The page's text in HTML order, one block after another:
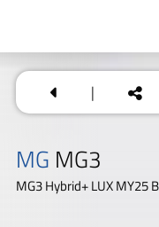
|
MG MG3
MG3 Hybrid+ LUX MY25